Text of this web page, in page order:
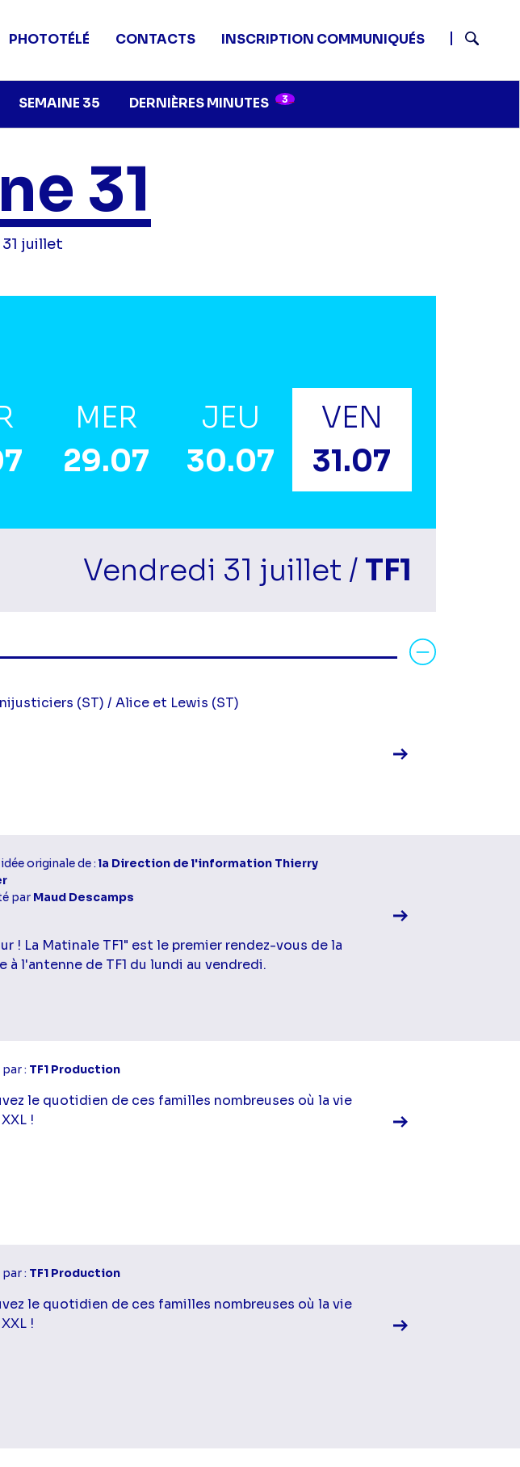
SEMAINE 35 DERNIÈRES MINUTES 3
PHOTOTÉLÉ CONTACTS
INSCRIPTION COMMUNIQUÉS
31
juillet
MER
29.07
JEU
30.07
VEN
31.07
Vendredi 31 juillet / TF1
(ST) / Alice et Lewis (ST)
originale de :la Direction de l'information Thierry
par Maud Descamps
! La Matinale TF1" est le premier rendez-vous de la
à l'antenne de TF1 du lundi au vendredi.
: TF1 Production
le quotidien de ces familles nombreuses où la vie
!
: TF1 Production
le quotidien de ces familles nombreuses où la vie
!